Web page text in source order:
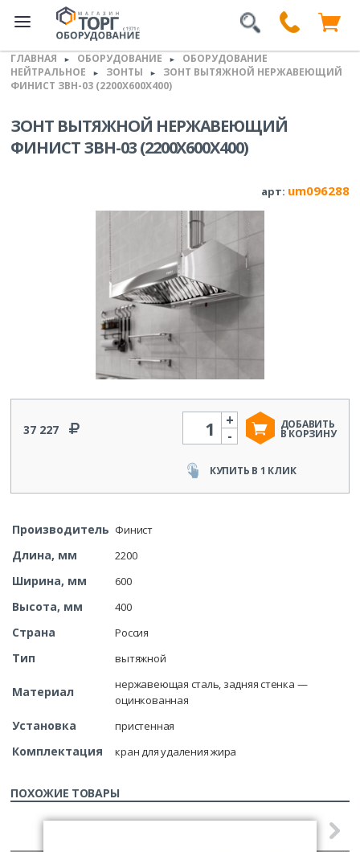
ГЛАВНАЯ ► ОБОРУДОВАНИЕ ►
ОБОРУДОВАНИЕ
НЕЙТРАЛЬНОЕ
► ЗОНТЫ ►
ЗОНТ ВЫТЯЖНОЙ НЕРЖАВЕЮЩИЙ
ФИНИСТ ЗВН-03 (2200Х600Х400)
ЗОНТ ВЫТЯЖНОЙ НЕРЖАВЕЮЩИЙ
ФИНИСТ ЗВН-03 (2200Х600Х400)
арт: um096288
37 227
Количество
-
+ ДОБАВИТЬ
В КОРЗИНУ
КУПИТЬ В 1 КЛИК
Производитель Финист
Длина, мм 2200
Ширина, мм 600
Высота, мм 400
Страна Россия
Тип вытяжной
Материал
нержавеющая сталь, задняя стенка —
оцинкованная
Установка пристенная
Комплектация кран для удаления жира
ПОХОЖИЕ ТОВАРЫ